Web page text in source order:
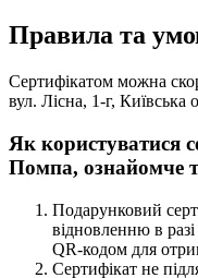
Правила та
Сертифікатом можна
вул. Лісна, 1-г, Київська
Як користуватися
Помпа, ознайомче
Подарунковий
відновленню в
QR-кодом для
Сертифікат не